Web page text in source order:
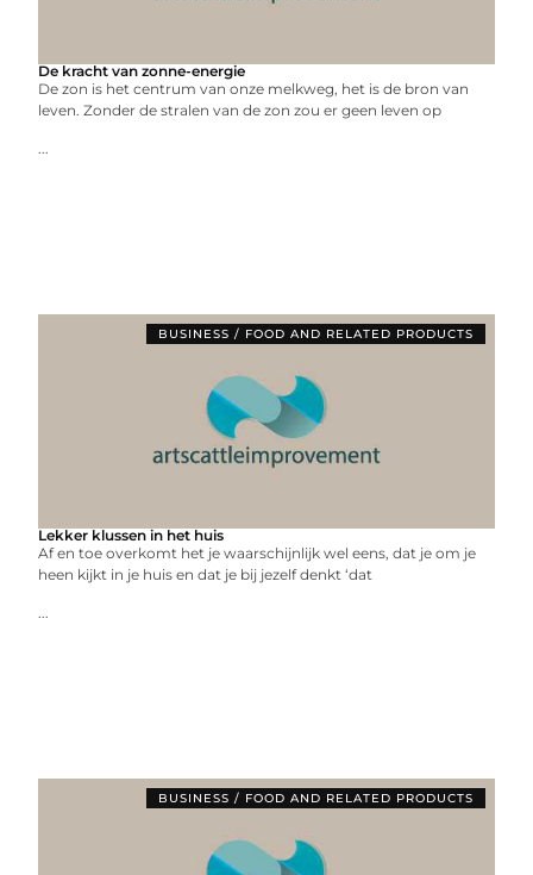
De kracht van zonne-energie
De zon is het centrum van onze melkweg, het is de bron van
leven. Zonder de stralen van de zon zou er geen leven op
...
BUSINESS / FOOD AND RELATED PRODUCTS
Lekker klussen in het huis
Af en toe overkomt het je waarschijnlijk wel eens, dat je om je
heen kijkt in je huis en dat je bij jezelf denkt ‘dat
...
BUSINESS / FOOD AND RELATED PRODUCTS